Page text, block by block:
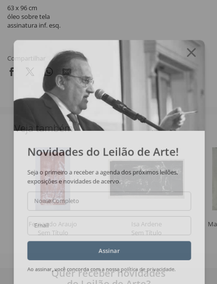
63 x 96 cm
óleo sobre tela
assinatura inf. esq.
Compartilhar
Veja também
Fernando Araujo
Sem Título
Isa Ardene
Sem Título
Novidades do Leilão de Arte!
Seja o primeiro a receber a agenda dos próximos leilões,
exposições e novidades de acervo.
Nome Completo
Email
Ao assinar, você concorda com a nossa política de privacidade
Quer receber novidades